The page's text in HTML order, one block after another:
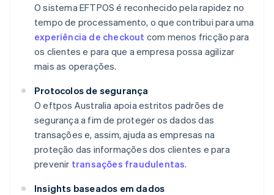
O sistema EFTPOS é reconhecido pela rapidez no
tempo de processamento, o que contribui para uma
experiência de checkout com menos fricção para
os clientes e para que a empresa possa agilizar
mais as operações.
Protocolos de segurança
O eftpos Australia apoia estritos padrões de
segurança a fim de proteger os dados das
transações e, assim, ajuda as empresas na
proteção das informações dos clientes e para
prevenir transações fraudulentas.
Insights baseados em dados